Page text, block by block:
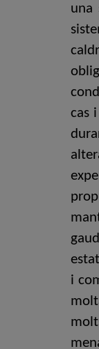
una
cas
i